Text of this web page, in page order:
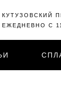
КУТУЗОВСКИЙ
ЕЖЕДНЕВНО С